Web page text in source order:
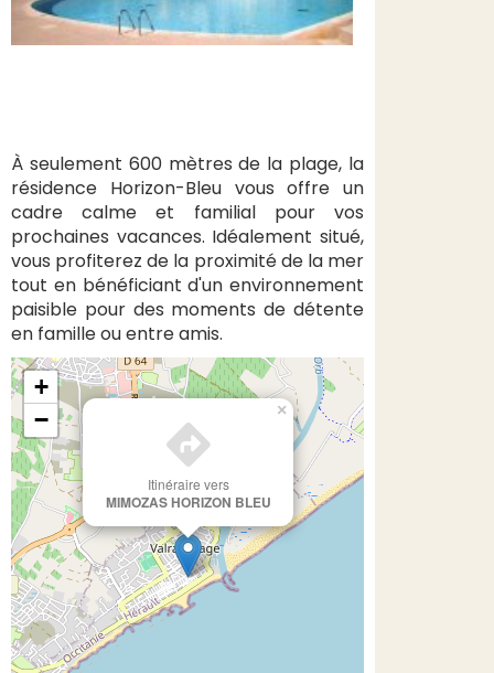
À seulement 600 mètres de la plage, la
résidence Horizon-Bleu vous offre un
cadre calme et familial pour vos
prochaines vacances. Idéalement situé,
vous profiterez de la proximité de la mer
tout en bénéficiant d'un environnement
paisible pour des moments de détente
en famille ou entre amis.
Itinéraire vers
MIMOZAS HORIZON BLEU
×
+
−